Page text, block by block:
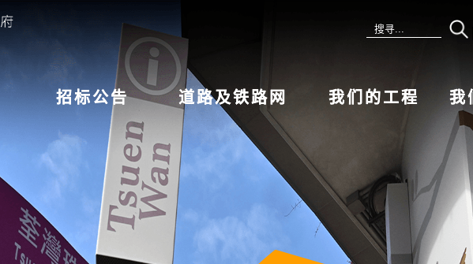
招标公告 道路及铁路网 我们的工程 我